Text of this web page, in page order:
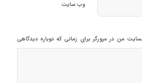
وب‌ سایت
من در مرورگر برای زمانی که دوباره دیدگاهی